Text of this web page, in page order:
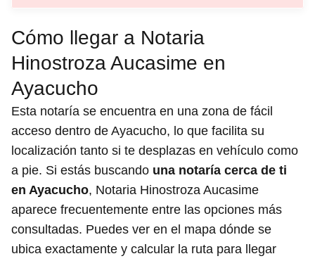
Cómo llegar a Notaria
Hinostroza Aucasime en
Ayacucho
Esta notaría se encuentra en una zona de fácil
acceso dentro de Ayacucho, lo que facilita su
localización tanto si te desplazas en vehículo como
a pie. Si estás buscando una notaría cerca de ti
en Ayacucho, Notaria Hinostroza Aucasime
aparece frecuentemente entre las opciones más
consultadas. Puedes ver en el mapa dónde se
ubica exactamente y calcular la ruta para llegar